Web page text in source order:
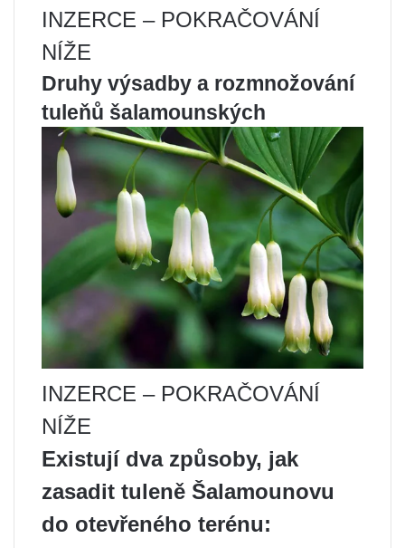
INZERCE – POKRAČOVÁNÍ
NÍŽE
Druhy výsadby a rozmnožování
tuleňů šalamounských
INZERCE – POKRAČOVÁNÍ
NÍŽE
Existují dva způsoby, jak
zasadit tuleně Šalamounovu
do otevřeného terénu: